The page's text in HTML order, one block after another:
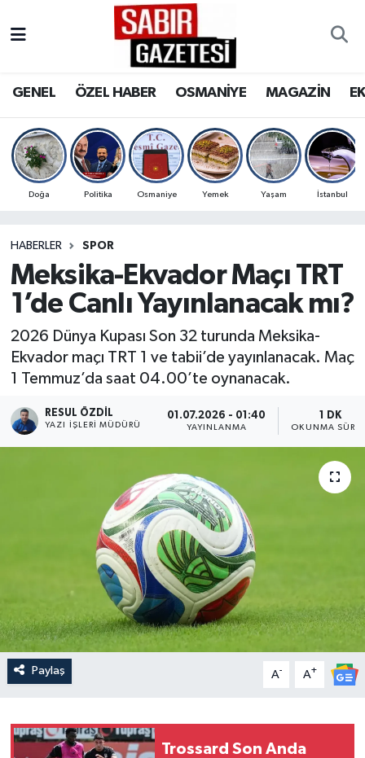
GENEL ÖZEL HABER OSMANİYE MAGAZİN
Doğa Politika Osmaniye Yemek Yaşam İstanbul
HABERLER SPOR
Meksika-Ekvador Maçı TRT
1’de Canlı Yayınlanacak mı?
2026 Dünya Kupası Son 32 turunda Meksika-
Ekvador maçı TRT 1 ve tabii’de yayınlanacak. Maç
1 Temmuz’da saat 04.00’te oynanacak.
RESUL ÖZDIL
YAZI İŞLERI MÜDÜRÜ
01.07.2026 - 01:40
YAYINLANMA
1 DK
OKUNMA
Paylaş A- A+
Trossard Son Anda
OSMANİYE
MAGAZİN
SPOR
RESMİ İLANLAR
Osmaniye Nöbetçi Eczaneler
Osmaniye Trafik Yoğunluk Haritası
Süper Lig Puan Durumu ve Fikstür
Son Dakika Haberleri
Haber Arşivi